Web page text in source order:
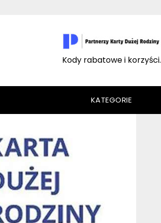
Kody rabatowe i korzyści.
KATEGORIE